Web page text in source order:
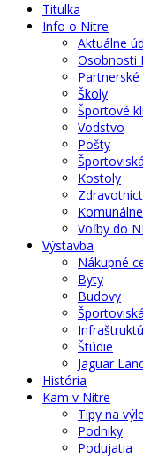
Titulka
Info o Nitre
Aktuálne
Osobnosti
Školy
Športové
Vodstvo
Pošty
Športoviská
Kostoly
Voľby do
Výstavba
Nákupné
Byty
Budovy
Športoviská
Štúdie
Jaguar
História
Kam v Nitre
Tipy na
Podniky
Podujatia